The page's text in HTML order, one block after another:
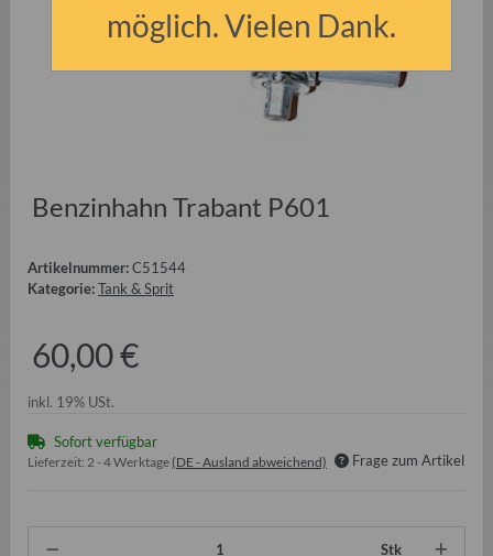
Benzinhahn Trabant P601
Artikelnummer:C51544
Kategorie:Tank & Sprit
60,00 €
inkl. 19% USt.
Sofort verfügbar
Lieferzeit: 2 - 4 Werktage (DE - Ausland abweichend) Frage zum Artikel
Stk
möglich. Vielen Dank.